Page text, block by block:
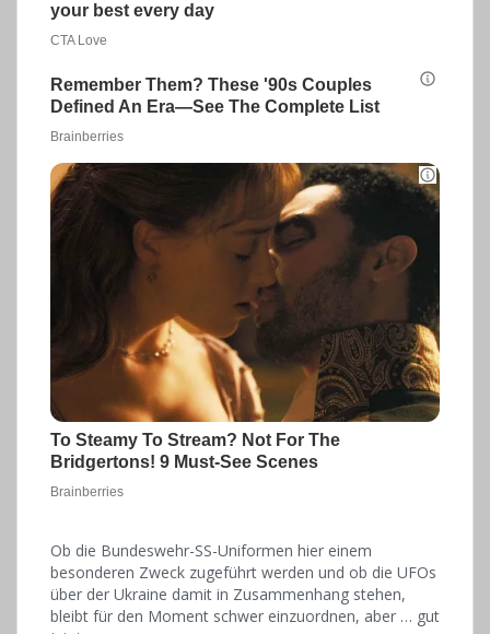
Ob die Bundeswehr-SS-Uniformen hier einem
besonderen Zweck zugeführt werden und ob die UFOs
über der Ukraine damit in Zusammenhang stehen,
bleibt für den Moment schwer einzuordnen, aber … gut